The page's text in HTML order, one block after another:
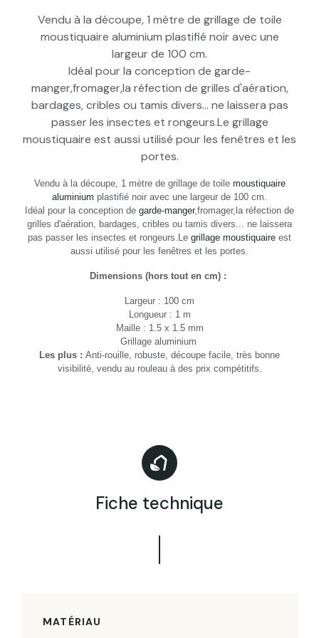
Vendu à la découpe, 1 mètre de grillage de toile
moustiquaire aluminium plastifié noir avec une
largeur de 100 cm.
Idéal pour la conception de garde-
manger,fromager,la réfection de grilles d'aération,
bardages, cribles ou tamis divers... ne laissera pas
passer les insectes et rongeurs.Le grillage
moustiquaire est aussi utilisé pour les fenêtres et les
portes.
Vendu à la découpe, 1 mètre de grillage de toile moustiquaire
aluminium plastifié noir avec une largeur de 100 cm.
Idéal pour la conception de garde-manger,fromager,la réfection de
grilles d'aération, bardages, cribles ou tamis divers... ne laissera
pas passer les insectes et rongeurs.Le grillage moustiquaire est
aussi utilisé pour les fenêtres et les portes.
Dimensions (hors tout en cm) :
Largeur : 100 cm
Longueur : 1 m
Maille : 1.5 x 1.5 mm
Grillage aluminium
Les plus : Anti-rouille, robuste, découpe facile, très bonne
visibilité, venduau rouleau à des prix compétitifs.
Fiche technique
MATÉRIAU